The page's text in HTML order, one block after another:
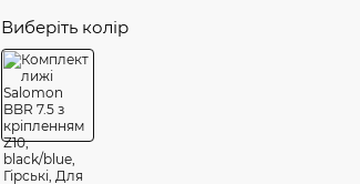
Виберіть колір